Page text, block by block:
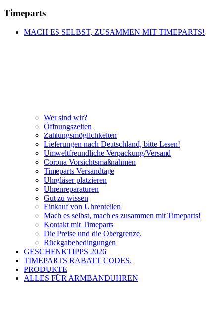
Timeparts
MACH ES SELBST, ZUSAMMEN MIT TIMEPARTS!
Wer sind wir?
Öffnungszeiten
Zahlungsmöglichkeiten
Lieferungen nach Deutschland, bitte Lesen!
Umweltfreundliche Verpackung/Versand
Corona Vorsichtsmaßnahmen
Timeparts Versandtage
Uhrgläser platzieren
Uhrenreparaturen
Gut zu wissen
Einkauf von Uhrenteilen
Mach es selbst, mach es zusammen mit Timeparts!
Kontakt mit Timeparts
Die Preise und die Obergrenze.
Rückgabebedingungen
GESCHENKTIPPS 2026
TIMEPARTS RABATT CODES.
PRODUKTE
ALLES FÜR ARMBANDUHREN